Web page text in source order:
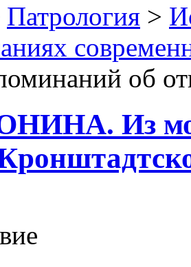
Патрология >
об
Из